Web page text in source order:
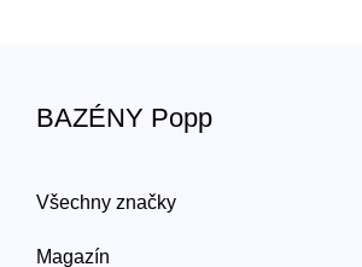
BAZÉNY Popp
Všechny značky
Magazín